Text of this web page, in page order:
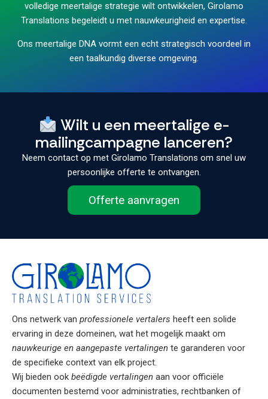
volledige meertalige strategie wilt ontwikkelen, Girolamo
Translations begeleidt u met nauwkeurigheid en expertise.
Ons meertalige DNA vormt een echt strategisch voordeel in
een taalkundig diverse omgeving.
Wilt u een meertalige e-
mailingcampagne lanceren?
Neem contact op met Girolamo Translations om snel uw
persoonlijke offerte te ontvangen.
Offerte aanvragen
Ons netwerk van professionele vertalers heeft een solide
ervaring in deze domeinen, wat het mogelijk maakt om
nauwkeurige en aangepaste vertalingen te garanderen voor
de specifieke context van elk project.
Wij bieden ook beëdigde vertalingen aan voor officiële
documenten bestemd voor administraties, rechtbanken of